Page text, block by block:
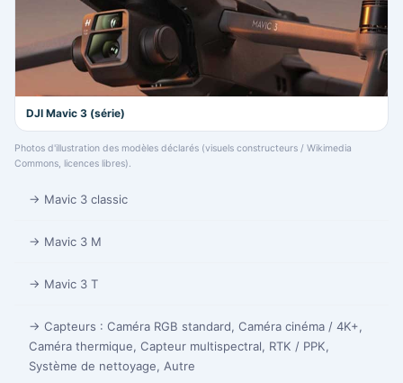
DJI Mavic 3 (série)
Photos d'illustration des modèles déclarés (visuels constructeurs / Wikimedia
Commons, licences libres).
→ Mavic 3 classic
→ Mavic 3 M
→ Mavic 3 T
→ Capteurs : Caméra RGB standard, Caméra cinéma / 4K+,
Caméra thermique, Capteur multispectral, RTK / PPK,
Système de nettoyage, Autre